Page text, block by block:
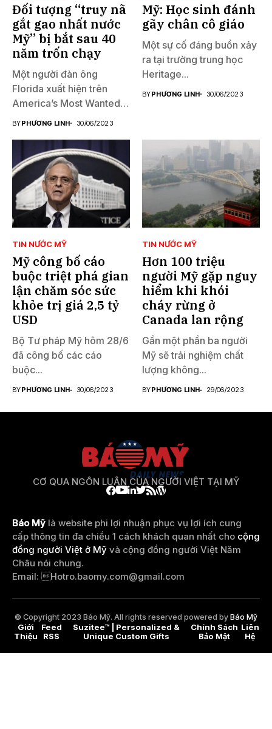
Đối tượng “truy nã
gắt gao nhất nước
Mỹ” bị bắt sau 40
năm trốn chạy
Một người đàn ông
Florida xuất hiện trên
America’s Most Wanted
BYPHƯƠNG LINH 30/06/2023
Mỹ: Học sinh đánh
gãy chân cô giáo
Một sự cố đáng buồn xảy
ra tại trường trung học
Heritage...
BYPHƯƠNG LINH 30/06/2023
TIN NƯỚC MỸ
Mỹ công bố cáo
buộc triệt phá gian
lận chăm sóc sức
khỏe trị giá 2,5 tỷ
USD
Bộ Tư pháp Mỹ hôm 28/6
đã công bố các cáo
buộc...
BYPHƯƠNG LINH 30/06/2023
TIN NƯỚC MỸ
Hơn 100 triệu
người Mỹ gặp nguy
hiểm khi khói
cháy rừng ở
Canada lan rộng
Gần một phần ba người
Mỹ sẽ trải nghiệm chất
lượng không...
BYPHƯƠNG LINH 29/06/2023
CƠ QUA NGÔN LUẬN CỦA NGƯỜI VIỆT TẠI MỸ
Báo Mỹ là website phi lợi nhuận phục vụ lợi ích cung
cấp thông tin đa chiều 1 cách khách quan nhất cho cộng
đồng người Việt ở Mỹ và cộng đồng người Việt Năm
Châu nói chung.
Email: Hotro.baomy.com@gmail.com
© Copyright 2023 Báo Mỹ. All rights reserved powered byBáo Mỹ
Giới
Thiệu
Feed
RSS
Suzitee™ | Personalized &
Unique Custom Gifts
Chính Sách
Bảo Mật
Liên
Hệ